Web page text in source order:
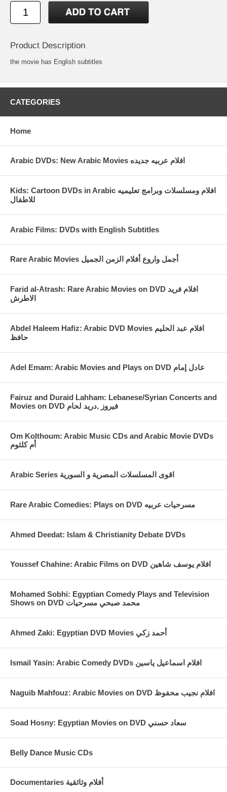
Product Description
the movie has English subtitles
CATEGORIES
Home
Arabic DVDs: New Arabic Movies افلام عربيه جديده
Kids: Cartoon DVDs in Arabic افلام ومسلسلات وبرامج تعليميه
للاطفال
Arabic Films: DVDs with English Subtitles
Rare Arabic Movies أجمل واروع أفلام الزمن الجميل
Farid al-Atrash: Rare Arabic Movies on DVD افلام فريد
الاطرش
Abdel Haleem Hafiz: Arabic DVD Movies افلام عبد الحليم
حافظ
Fairuz and Duraid Lahham: Lebanese/Syrian Concerts and
Movies on DVD فيروز ,دريد لحام
Om Kolthoum: Arabic Music CDs and Arabic Movie DVDs
أم كلثوم
Arabic Series اقوى المسلسلات المصرية و السورية
Rare Arabic Comedies: Plays on DVD مسرحيات عربيه
Ahmed Deedat: Islam & Christianity Debate DVDs
Youssef Chahine: Arabic Films on DVD افلام يوسف شاهين
Mohamed Sobhi: Egyptian Comedy Plays and Television
Shows on DVD محمد صبحي مسرحيات
Ahmed Zaki: Egyptian DVD Movies أحمد زكي
Ismail Yasin: Arabic Comedy DVDs افلام اسماعيل ياسين
Naguib Mahfouz: Arabic Movies on DVD افلام نجيب محفوظ
Soad Hosny: Egyptian Movies on DVD سعاد حسني
Belly Dance Music CDs
Documentaries أفلام وثائقية